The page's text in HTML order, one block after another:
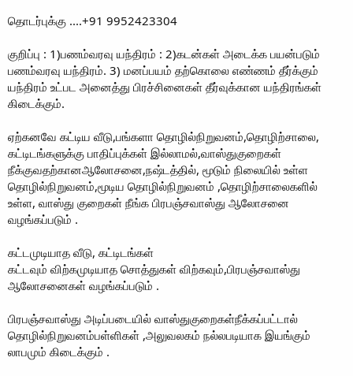
தொடர்புக்கு ....+91 9952423304
குறிப்பு : 1)பணம்வரவு யந்திரம் : 2)கடன்கள் அடைக்க பயன்படும்
பணம்வரவு யந்திரம். 3) மனப்பயம் தற்கொலை எண்ணம் தீர்க்கும்
யந்திரம் உட்பட அனைத்து பிரச்சினைகள் தீர்வுக்கான யந்திரங்கள்
கிடைக்கும்.
ஏற்கனவே கட்டிய வீடு,பங்களா தொழில்நிறுவனம்,தொழிற்சாலை,
கட்டிடங்களுக்கு பாதிப்புக்கள் இல்லாமல்,வாஸ்துகுறைகள்
நீக்குவதற்கானஆலோசனை,நஷ்டத்தில், மூடும் நிலையில் உள்ள
தொழில்நிறுவனம்,மூடிய தொழில்நிறுவனம் ,தொழிற்சாலைகளில்
உள்ள, வாஸ்து குறைகள் நீங்க பிரபஞ்சவாஸ்து ஆலோசனை
வழங்கப்படும் .
கட்டமுடியாத வீடு, கட்டிடங்கள்
கட்டவும் விற்கமுடியாத சொத்துகள் விற்கவும்,பிரபஞ்சவாஸ்து
ஆலோசனைகள் வழங்கப்படும் .
பிரபஞ்சவாஸ்து அடிப்படையில் வாஸ்துகுறைகள்நீக்கப்பட்டால்
தொழில்நிறுவனம்பள்ளிகள் ,அலுவலகம் நல்லபடியாக இயங்கும்
லாபமும் கிடைக்கும் .